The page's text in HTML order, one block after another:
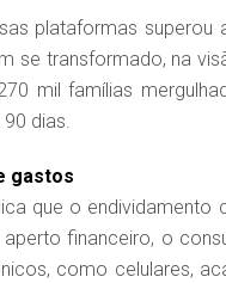
plataformas
se transformado, na
mil famílias
dias.
gastos
que o
financeiro, o
como celulares,